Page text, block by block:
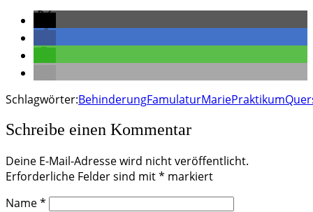
Schlagwörter:BehinderungFamulaturMariePraktikum
Schreibe einen Kommentar
Deine E-Mail-Adresse wird nicht veröffentlicht.
Erforderliche Felder sind mit* markiert
Name*